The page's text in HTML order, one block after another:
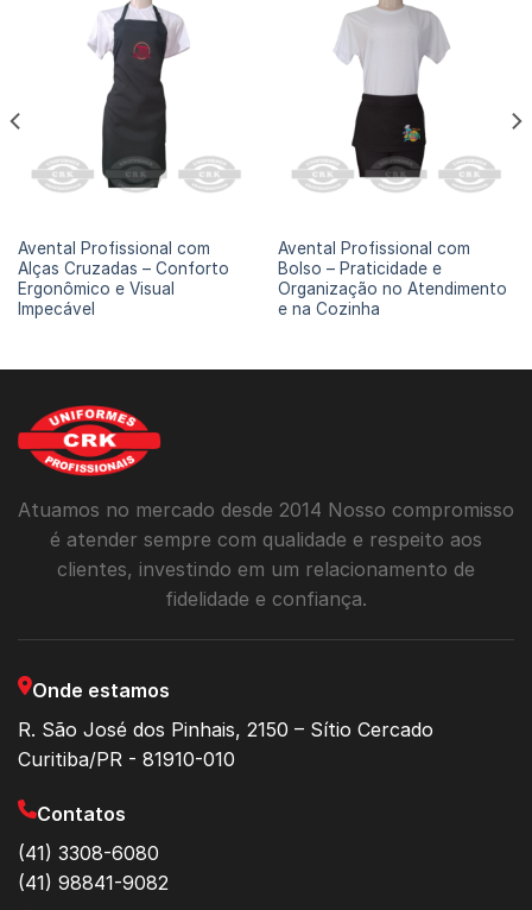
Avental Profissional com
Alças Cruzadas – Conforto
Ergonômico e Visual
Impecável
Avental Profissional com
Bolso – Praticidade e
Organização no Atendimento
e na Cozinha
Atuamos no mercado desde 2014 Nosso compromisso
é atender sempre com qualidade e respeito aos
clientes, investindo em um relacionamento de
fidelidade e confiança.
Onde estamos
R. São José dos Pinhais, 2150 – Sítio Cercado
Curitiba/PR - 81910-010
Contatos
(41) 3308-6080
(41) 98841-9082